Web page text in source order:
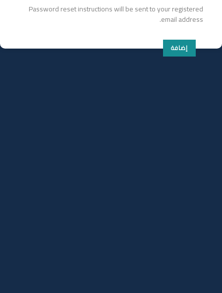
Password reset instructions will be sent to your registered
email address.